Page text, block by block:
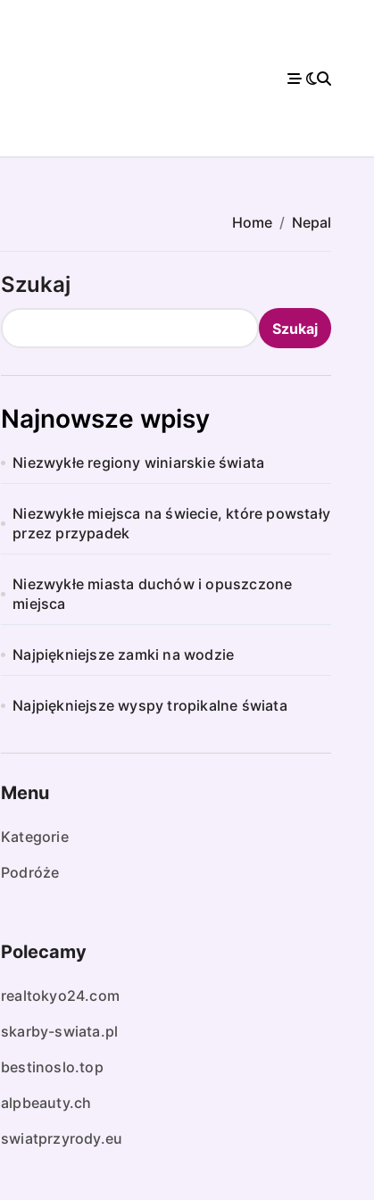
Home Nepal
Szukaj
Szukaj
Najnowsze wpisy
Niezwykłe regiony winiarskie świata
Niezwykłe miejsca na świecie, które powstały
przez przypadek
Niezwykłe miasta duchów i opuszczone
miejsca
Najpiękniejsze zamki na wodzie
Najpiękniejsze wyspy tropikalne świata
Menu
Kategorie
Podróże
Polecamy
realtokyo24.com
skarby-swiata.pl
bestinoslo.top
alpbeauty.ch
swiatprzyrody.eu